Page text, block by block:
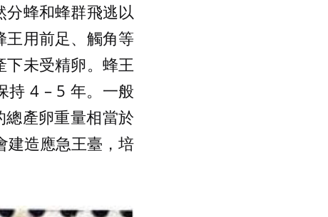
分蜂和蜂群飛逃以
王用前足、觸角等
下未受精卵。蜂王
持 4 – 5 年。一般
產卵重量相當於
建造應急王臺，培